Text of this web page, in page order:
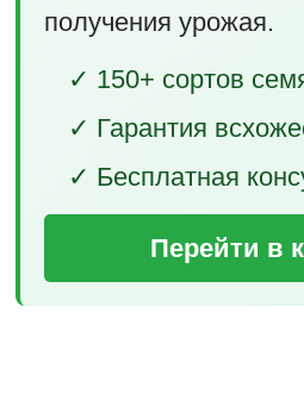
получения урожая.
✓ 150+ сортов
✓ Гарантия
✓ Бесплатная
Перейти в